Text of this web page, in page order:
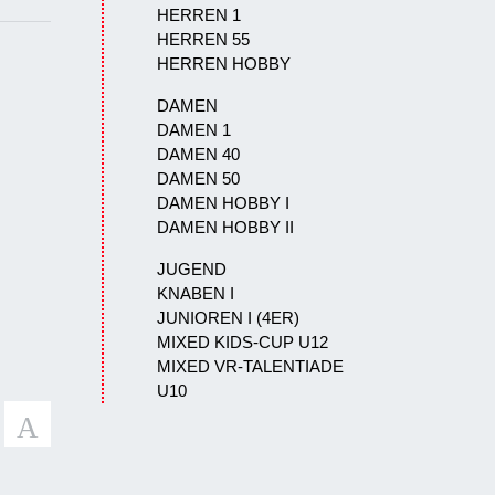
HERREN 1
HERREN 55
HERREN HOBBY
DAMEN
DAMEN 1
DAMEN 40
DAMEN 50
DAMEN HOBBY I
DAMEN HOBBY II
JUGEND
KNABEN I
JUNIOREN I (4ER)
MIXED KIDS-CUP U12
MIXED VR-TALENTIADE
U10